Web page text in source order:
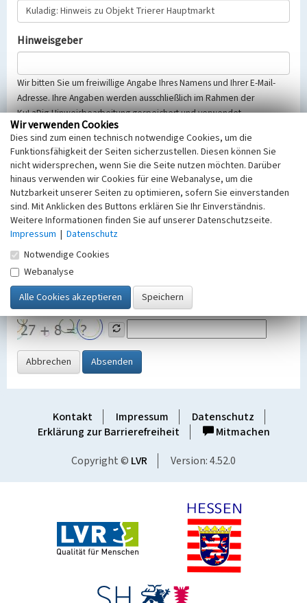
Hinweisgeber
Wir bitten Sie um freiwillige Angabe Ihres Namens und Ihrer E-Mail-
Adresse. Ihre Angaben werden ausschließlich im Rahmen der
KuLaDig-Hinweisbearbeitung gespeichert und verwendet.
Selbstverständlich werden diese entsprechend der Vorschriften des
Telemediengesetzes, des Datenschutzgesetzes NRW und der seit
dem 25.05.2018 gültigen Europäischen Datenschutzgrundverordnung
(EU-DSGVO) vertraulich behandelt, beachten Sie bitte unsere
Hinweise zumDatenschutz
Nachricht
SicherheitsabfrageTragen Sie unten das Rechenergebnis aus der
Grafik ein
Abbrechen Absenden
Kontakt Impressum
Datenschutz
Erklärung zur Barrierefreiheit
Mitmachen
Copyright © LVR Version: 4.52.0
Wir verwenden Cookies
Dies sind zum einen technisch notwendige Cookies, um die
Funktionsfähigkeit der Seiten sicherzustellen. Diesen können Sie
nicht widersprechen, wenn Sie die Seite nutzen möchten. Darüber
hinaus verwenden wir Cookies für eine Webanalyse, um die
Nutzbarkeit unserer Seiten zu optimieren, sofern Sie einverstanden
sind. Mit Anklicken des Buttons erklären Sie Ihr Einverständnis.
Weitere Informationen finden Sie auf unserer Datenschutzseite.
Impressum | Datenschutz
Notwendige Cookies
Webanalyse